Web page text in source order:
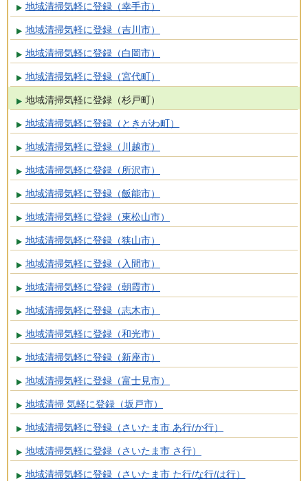
地域清掃気軽に登録（幸手市）
地域清掃気軽に登録（吉川市）
地域清掃気軽に登録（白岡市）
地域清掃気軽に登録（宮代町）
地域清掃気軽に登録（杉戸町）
地域清掃気軽に登録（ときがわ町）
地域清掃気軽に登録（川越市）
地域清掃気軽に登録（所沢市）
地域清掃気軽に登録（飯能市）
地域清掃気軽に登録（東松山市）
地域清掃気軽に登録（狭山市）
地域清掃気軽に登録（入間市）
地域清掃気軽に登録（朝霞市）
地域清掃気軽に登録（志木市）
地域清掃気軽に登録（和光市）
地域清掃気軽に登録（新座市）
地域清掃気軽に登録（富士見市）
地域清掃 気軽に登録（坂戸市）
地域清掃気軽に登録（さいたま市 あ行/か行）
地域清掃気軽に登録（さいたま市 さ行）
地域清掃気軽に登録（さいたま市 た行/な行/は行）